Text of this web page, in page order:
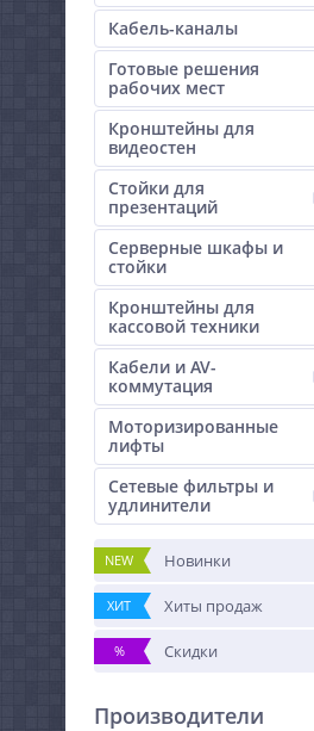
Кабель-каналы
Готовые решения
рабочих мест
Кронштейны для
видеостен
Стойки для
презентаций
Серверные шкафы и
стойки
Кронштейны для
кассовой техники
Кабели и AV-
коммутация
Моторизированные
лифты
Сетевые фильтры и
удлинители
NEW Новинки
ХИТ Хиты продаж
% Скидки
Производители